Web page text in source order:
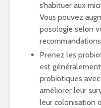
s’habituer aux
Vous pouvez
posologie selon
Prenez les
est
probiotiques
améliorer leur
leur colonisation